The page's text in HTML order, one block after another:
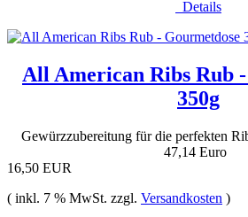
Details
All American Ribs Rub
350g
Gewürzzubereitung für die perfekten
47,14 Euro
16,50 EUR
( inkl. 7 % MwSt. zzgl. Versandkosten )